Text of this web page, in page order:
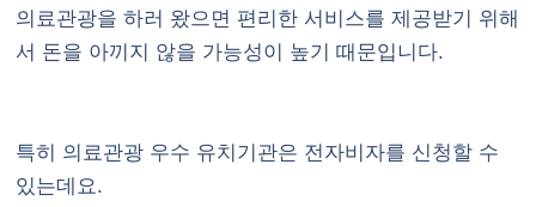
의료관광을 하러 왔으면 편리한 서비스를 제공받기 위해
서 돈을 아끼지 않을 가능성이 높기 때문입니다.
특히 의료관광 우수 유치기관은 전자비자를 신청할 수
있는데요.